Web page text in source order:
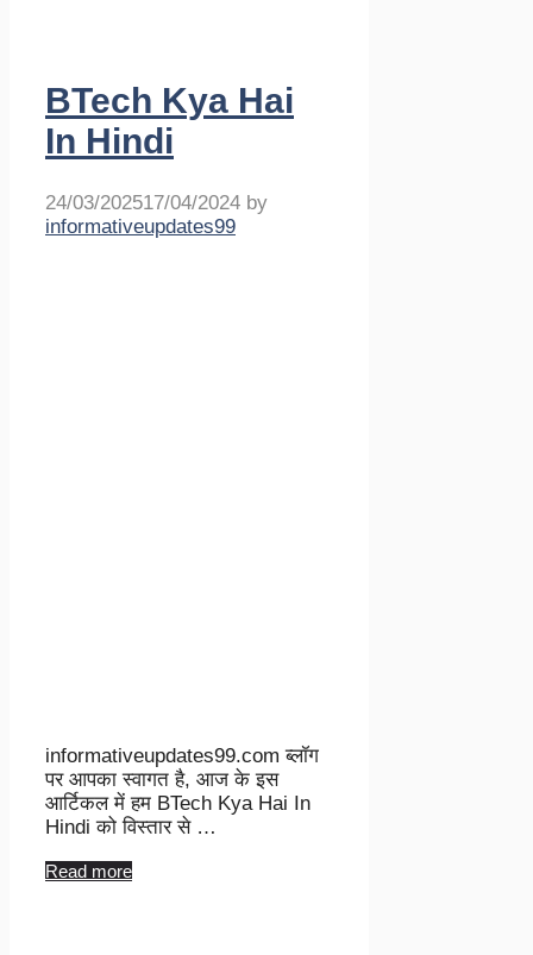
BTech Kya Hai
In Hindi
24/03/202517/04/2024 by
informativeupdates99
informativeupdates99.com ब्लॉग
पर आपका स्वागत है, आज के इस
आर्टिकल में हम BTech Kya Hai In
Hindi को विस्तार से …
Read more